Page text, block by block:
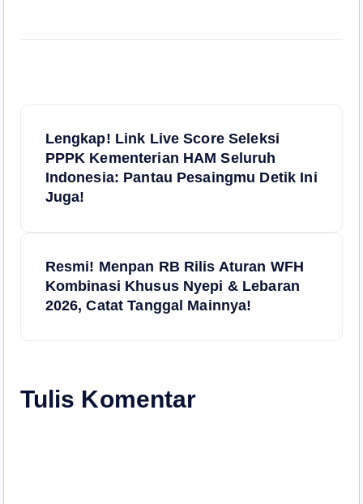
i
Lengkap! Link Live Score Seleksi
PPPK Kementerian HAM Seluruh
Indonesia: Pantau Pesaingmu Detik Ini
Juga!
Resmi! Menpan RB Rilis Aturan WFH
Kombinasi Khusus Nyepi & Lebaran
2026, Catat Tanggal Mainnya!
Tulis Komentar